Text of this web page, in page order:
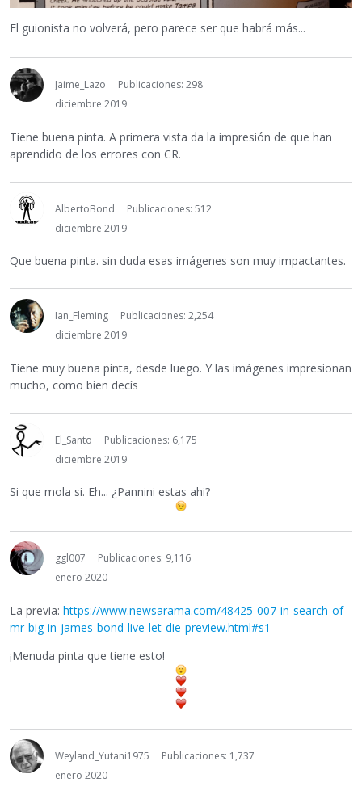
El guionista no volverá, pero parece ser que habrá más...
Jaime_Lazo
Publicaciones: 298
diciembre 2019
Tiene buena pinta. A primera vista da la impresión de que han
aprendido de los errores con CR.
AlbertoBond
Publicaciones: 512
diciembre 2019
Que buena pinta. sin duda esas imágenes son muy impactantes.
Ian_Fleming
Publicaciones: 2,254
diciembre 2019
Tiene muy buena pinta, desde luego. Y las imágenes impresionan
mucho, como bien decís
El_Santo
Publicaciones: 6,175
diciembre 2019
Si que mola si. Eh... ¿Pannini estas ahi?
ggl007
Publicaciones: 9,116
enero 2020
La previa: https://www.newsarama.com/48425-007-in-search-of-
mr-big-in-james-bond-live-let-die-preview.html#s1
¡Menuda pinta que tiene esto!
Weyland_Yutani1975
Publicaciones: 1,737
enero 2020